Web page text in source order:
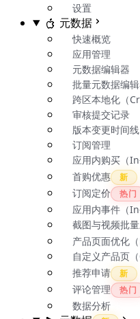
设置
元数据
快速概览
应用管理
元数据编辑器
批量元数据编
跨区本地化（
审核提交记录
版本变更时间线
订阅管理
应用内购买（
首购优惠 新
订阅定价 热门
应用内事件（
截图与视频批
产品页面优化（
自定义产品页（
推荐申请 新
评论管理 热门
数据分析